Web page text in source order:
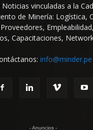
vinculadas a la
de Minería: Logística,
Capacitaciones,
info@minder.pe
- Anuncios -